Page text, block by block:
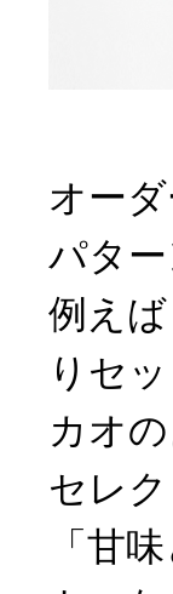
オー
パター
例え
りセ
カオ
セレク
「甘